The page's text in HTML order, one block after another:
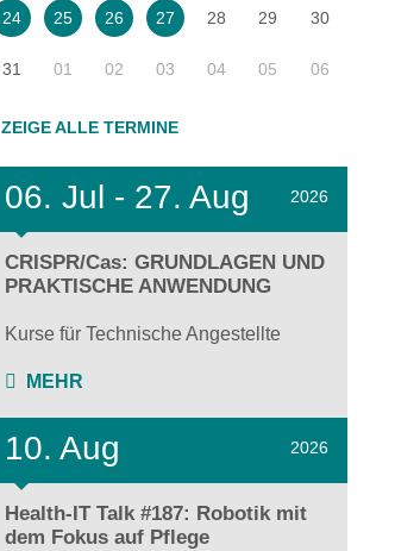
24 25 26 27 28 29 30
31 01 02 03 04 05 06
ZEIGE ALLE TERMINE
06. Jul - 27. Aug 2026
CRISPR/Cas: GRUNDLAGEN UND
PRAKTISCHE ANWENDUNG
Kurse für Technische Angestellte
MEHR
10. Aug 2026
Health-IT Talk #187: Robotik mit
dem Fokus auf Pflege